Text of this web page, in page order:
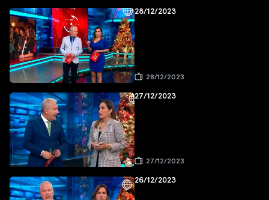
28/12/2023
28/12/2023
27/12/2023
27/12/2023
26/12/2023